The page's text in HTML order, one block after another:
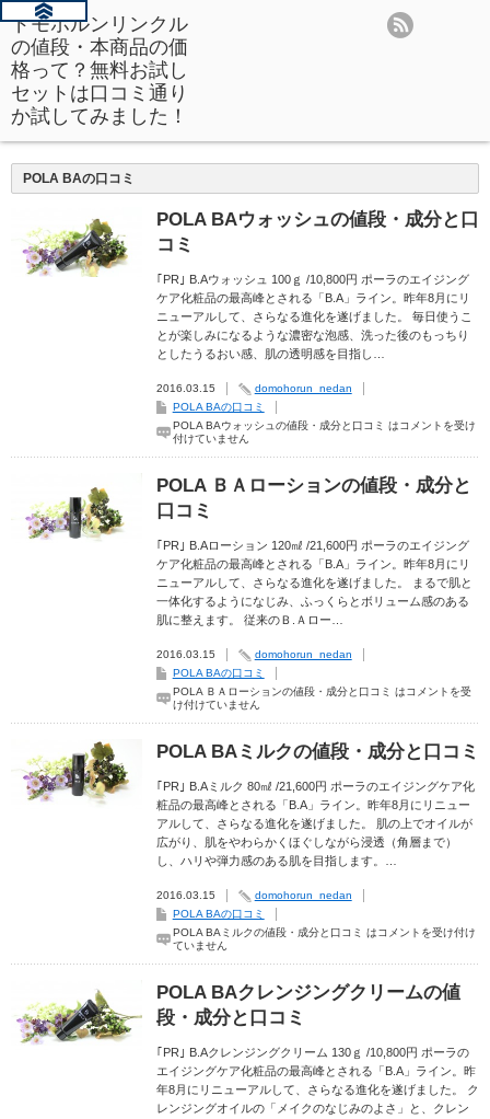
ドモホルンリンクル
の値段・本商品の価
格って？無料お試し
セットは口コミ通り
か試してみました！
POLA BAの口コミ
POLA BAウォッシュの値段・成分と口
コミ
｢PR｣ B.Aウォッシュ 100ｇ /10,800円 ポーラのエイジング
ケア化粧品の最高峰とされる「B.A」ライン。昨年8月にリ
ニューアルして、さらなる進化を遂げました。 毎日使うこ
とが楽しみになるような濃密な泡感、洗った後のもっちり
としたうるおい感、肌の透明感を目指し…
2016.03.15
domohorun_nedan
POLA BAの口コミ
POLA BAウォッシュの値段・成分と口コミ はコメントを受け
付けていません
POLA ＢＡローションの値段・成分と
口コミ
｢PR｣ B.Aローション 120㎖ /21,600円 ポーラのエイジング
ケア化粧品の最高峰とされる「B.A」ライン。昨年8月にリ
ニューアルして、さらなる進化を遂げました。 まるで肌と
一体化するようになじみ、ふっくらとボリューム感のある
肌に整えます。 従来のＢ.Ａロー…
2016.03.15
domohorun_nedan
POLA BAの口コミ
POLA ＢＡローションの値段・成分と口コミ はコメントを受
け付けていません
POLA BAミルクの値段・成分と口コミ
｢PR｣ B.Aミルク 80㎖ /21,600円 ポーラのエイジングケア化
粧品の最高峰とされる「B.A」ライン。昨年8月にリニュー
アルして、さらなる進化を遂げました。 肌の上でオイルが
広がり、肌をやわらかくほぐしながら浸透（角層まで）
し、ハリや弾力感のある肌を目指します。…
2016.03.15
domohorun_nedan
POLA BAの口コミ
POLA BAミルクの値段・成分と口コミ はコメントを受け付け
ていません
POLA BAクレンジングクリームの値
段・成分と口コミ
｢PR｣ B.Aクレンジングクリーム 130ｇ /10,800円 ポーラの
エイジングケア化粧品の最高峰とされる「B.A」ライン。昨
年8月にリニューアルして、さらなる進化を遂げました。 ク
レンジングオイルの「メイクのなじみのよさ」と、クレン